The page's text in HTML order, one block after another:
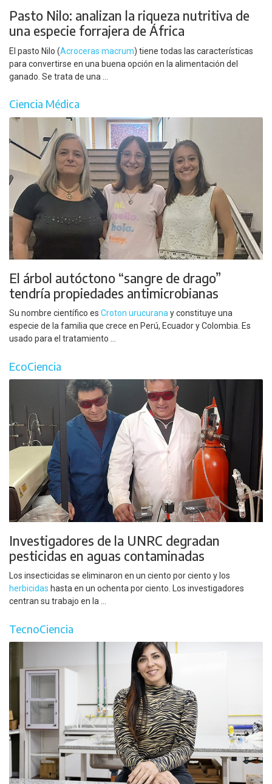
Pasto Nilo: analizan la riqueza nutritiva de
una especie forrajera de África
El pasto Nilo (Acroceras macrum) tiene todas las características
para convertirse en una buena opción en la alimentación del
ganado. Se trata de una ...
Ciencia Médica
El árbol autóctono “sangre de drago”
tendría propiedades antimicrobianas
Su nombre científico es Croton urucuranay constituye una
especie de la familia que crece en Perú, Ecuador y Colombia. Es
usado para el tratamiento ...
EcoCiencia
Investigadores de la UNRC degradan
pesticidas en aguas contaminadas
Los insecticidas se eliminaron en un ciento por ciento y los
herbicidas hasta en un ochenta por ciento. Los investigadores
centran su trabajo en la ...
TecnoCiencia